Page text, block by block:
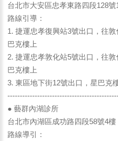
台北市大安區忠孝東路四段128
路線引導：
1. 捷運忠孝復興站3號出口，往
巴克樓上
2. 捷運忠孝敦化站5號出口，往
巴克樓上
3. 東區地下街12號出口，星巴克
● 藝群內湖診所
台北市內湖區成功路四段58號4
路線導引：